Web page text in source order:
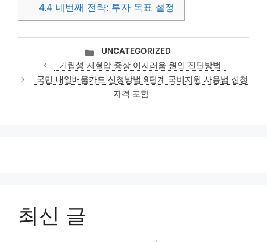
4.4 네번째 전략: 투자 목표 설정
카
테
고
리
UNCATEGORIZED
기립성 저혈압 증상 어지러움 원인 진단방법
국민 내일배움카드 신청방법 9단계 국비지원 사용법 신청
자격 포함
최신 글